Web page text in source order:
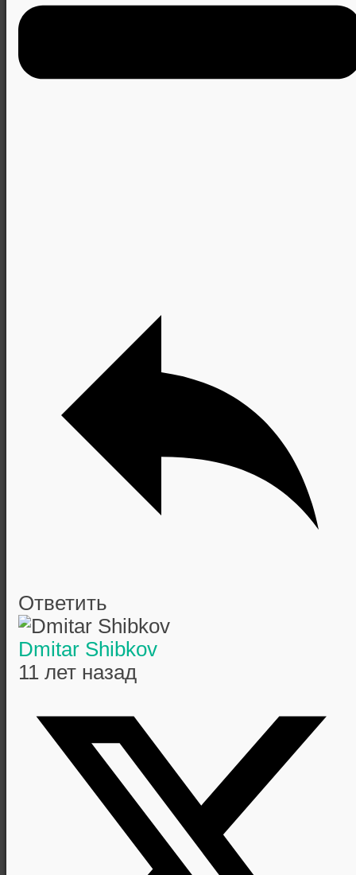
Ответить
Dmitar Shibkov
11 лет назад